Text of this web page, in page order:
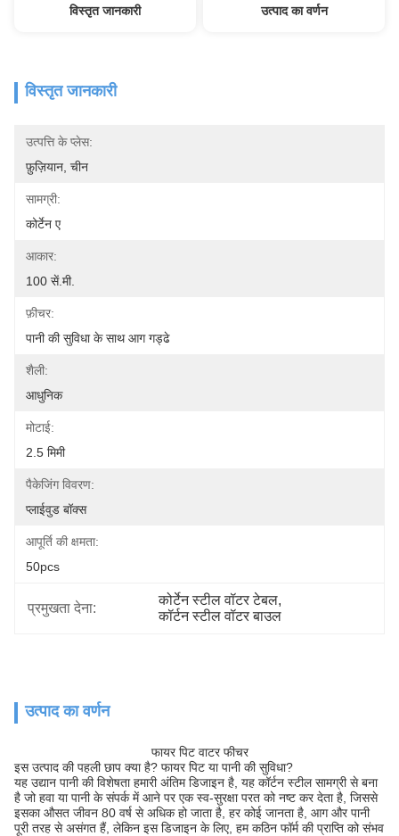
विस्तृत जानकारी उत्पाद का वर्णन
विस्तृत जानकारी
उत्पत्ति के प्लेस:
फ़ुज़ियान, चीन
सामग्री:
कोर्टेन ए
आकार:
100 सें.मी.
फ़ीचर:
पानी की सुविधा के साथ आग गड्ढे
शैली:
आधुनिक
मोटाई:
2.5 मिमी
पैकेजिंग विवरण:
प्लाईवुड बॉक्स
आपूर्ति की क्षमता:
50pcs
प्रमुखता देना:
कोर्टेन स्टील वॉटर टेबल,
कॉर्टन स्टील वॉटर बाउल
उत्पाद का वर्णन
फायर पिट वाटर फीचर
इस उत्पाद की पहली छाप क्या है? फायर पिट या पानी की सुविधा?
यह उद्यान पानी की विशेषता हमारी अंतिम डिजाइन है, यह कॉर्टन स्टील सामग्री से बना
है जो हवा या पानी के संपर्क में आने पर एक स्व-सुरक्षा परत को नष्ट कर देता है, जिससे
इसका औसत जीवन 80 वर्ष से अधिक हो जाता है, हर कोई जानता है, आग और पानी
पूरी तरह से असंगत हैं, लेकिन इस डिजाइन के लिए, हम कठिन फॉर्म की प्राप्ति को संभव